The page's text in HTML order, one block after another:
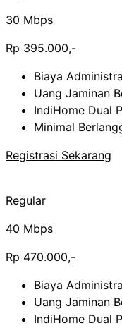
30 Mbps
Rp 395.000,-
Biaya
Uang Jaminan
IndiHome Dual
Minimal
Registrasi Sekarang
Regular
40 Mbps
Rp 470.000,-
Biaya
Uang Jaminan
IndiHome Dual